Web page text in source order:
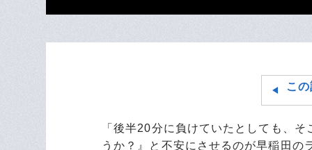
こ
「後半20分に負けていたとしても、
うか？』と不安にさせるのが早稲田